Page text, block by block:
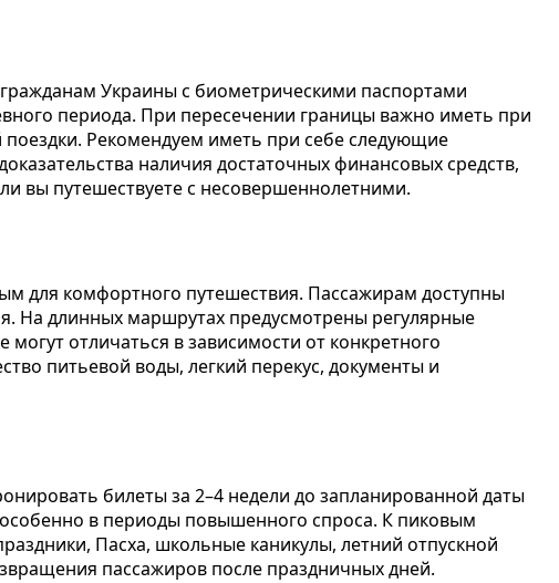
Украины с биометрическими паспортами
периода. При пересечении границы важно иметь при
Рекомендуем иметь при себе следующие
наличия достаточных финансовых средств,
вы путешествуете с несовершеннолетними.
для комфортного путешествия. Пассажирам доступны
На длинных маршрутах предусмотрены регулярные
отличаться в зависимости от конкретного
питьевой воды, легкий перекус, документы и
билеты за 2–4 недели до запланированной даты
в периоды повышенного спроса. К пиковым
Пасха, школьные каникулы, летний отпускной
пассажиров после праздничных дней.